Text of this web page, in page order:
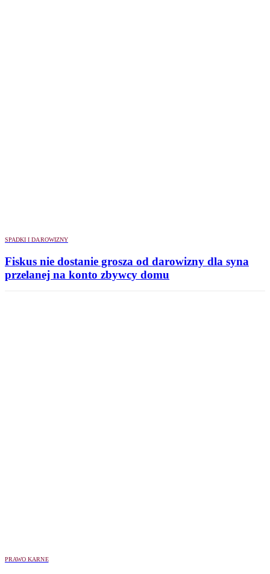
SPADKI I DAROWIZNY
Fiskus nie dostanie grosza od darowizny dla syna
przelanej na konto zbywcy domu
PRAWO KARNE